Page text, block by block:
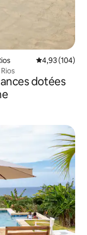
Évaluation
4,93 (104)
dotées